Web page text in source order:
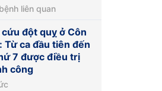
liên quan
cứu đột quỵ ở Côn
Từ ca đầu tiên đến
7 được điều trị
công